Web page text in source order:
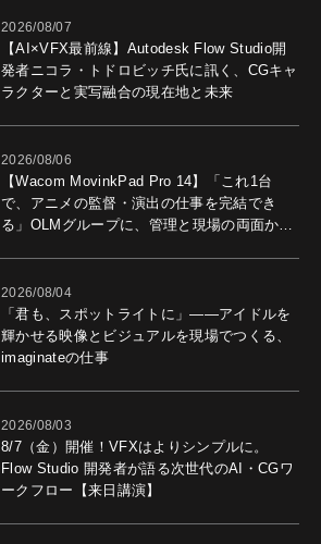
2026/08/07
【AI×VFX最前線】Autodesk Flow Studio開
発者ニコラ・トドロビッチ氏に訊く、CGキャ
ラクターと実写融合の現在地と未来
2026/08/06
【Wacom MovinkPad Pro 14】「これ1台
で、アニメの監督・演出の仕事を完結でき
る」OLMグループに、管理と現場の両面から
2026/08/04
「君も、スポットライトに」――アイドルを
輝かせる映像とビジュアルを現場でつくる、
imaginateの仕事
2026/08/03
8/7（金）開催！VFXはよりシンプルに。
Flow Studio 開発者が語る次世代のAI・CGワ
ークフロー【来日講演】